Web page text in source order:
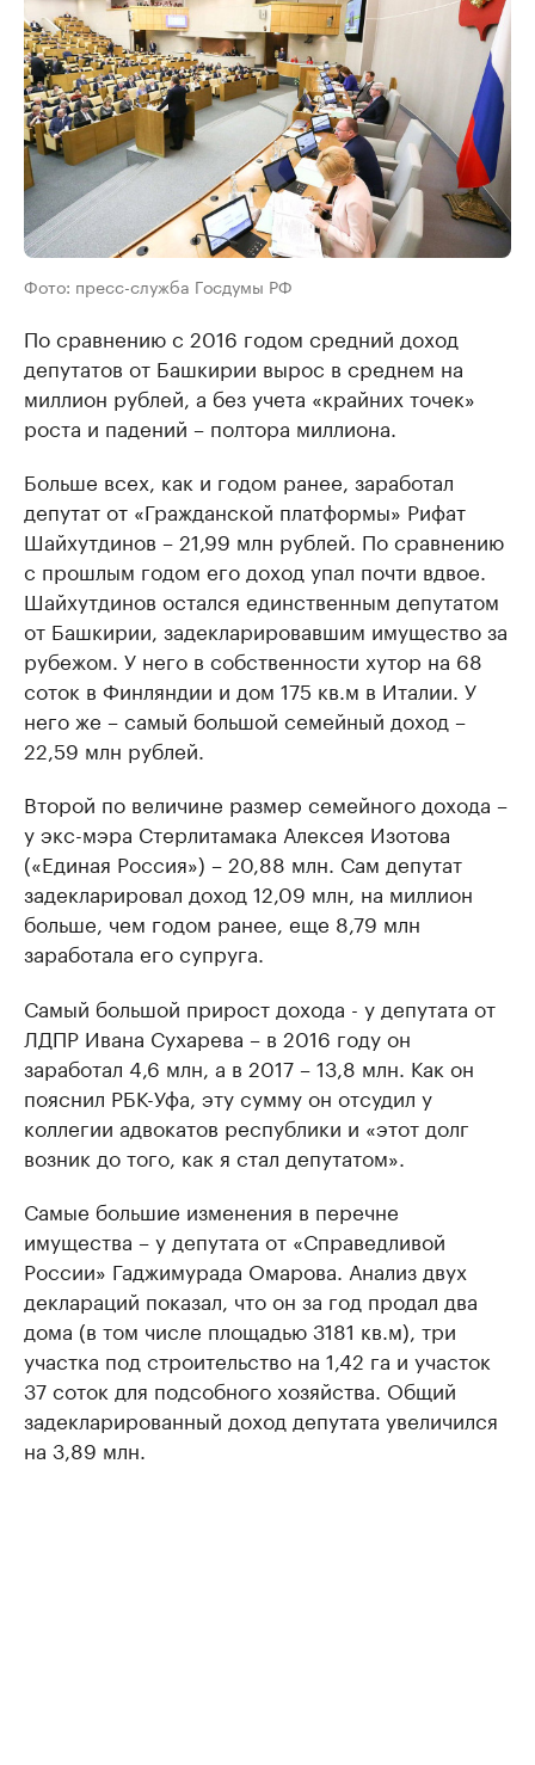
Фото: пресс-служба Госдумы РФ
По сравнению с 2016 годом средний доход
депутатов от Башкирии вырос в среднем на
миллион рублей, а без учета «крайних точек»
роста и падений – полтора миллиона.
Больше всех, как и годом ранее, заработал
депутат от «Гражданской платформы» Рифат
Шайхутдинов – 21,99 млн рублей. По сравнению
с прошлым годом его доход упал почти вдвое.
Шайхутдинов остался единственным депутатом
от Башкирии, задекларировавшим имущество за
рубежом. У него в собственности хутор на 68
соток в Финляндии и дом 175 кв.м в Италии. У
него же – самый большой семейный доход –
22,59 млн рублей.
Второй по величине размер семейного дохода –
у экс-мэра Стерлитамака Алексея Изотова
(«Единая Россия») – 20,88 млн. Сам депутат
задекларировал доход 12,09 млн, на миллион
больше, чем годом ранее, еще 8,79 млн
заработала его супруга.
Самый большой прирост дохода - у депутата от
ЛДПР Ивана Сухарева – в 2016 году он
заработал 4,6 млн, а в 2017 – 13,8 млн. Как он
пояснил РБК-Уфа, эту сумму он отсудил у
коллегии адвокатов республики и «этот долг
возник до того, как я стал депутатом».
Самые большие изменения в перечне
имущества – у депутата от «Справедливой
России» Гаджимурада Омарова. Анализ двух
деклараций показал, что он за год продал два
дома (в том числе площадью 3181 кв.м), три
участка под строительство на 1,42 га и участок
37 соток для подсобного хозяйства. Общий
задекларированный доход депутата увеличился
на 3,89 млн.